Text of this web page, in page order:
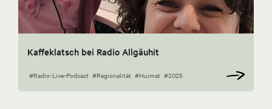
Kaffeklatsch bei Radio Allgäuhit
#Radio-Live-Podcast #Regionalität #Huimat #2025